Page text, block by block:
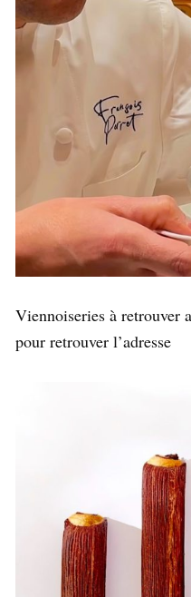
Viennoiseries à retrouver
pour retrouver l’adresse